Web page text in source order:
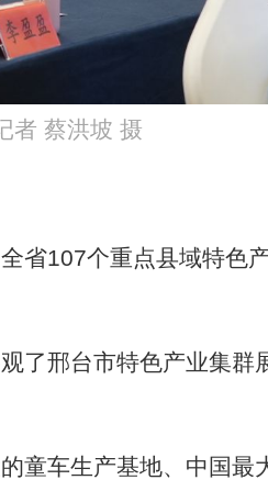
者 蔡洪坡 摄
107个重点县域特色
邢台市特色产业集群
车生产基地、中国最